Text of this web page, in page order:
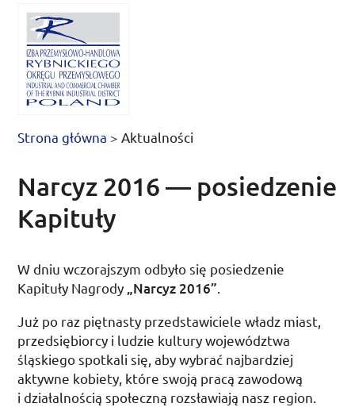
Strona główna > Aktualności
Narcyz 2016 — posiedzenie
Kapituły
Wdniu wczorajszym odbyło się posiedzenie
Kapituły Nagrody „Narcyz 2016”
Już po raz piętnasty przedstawiciele władz miast,
przedsiębiorcy i ludzie kultury województwa
śląskiego spotkali się, aby wybrać najbardziej
aktywne kobiety, które swoją pracą zawodową
i działalnością społeczną rozsławiają nasz region.